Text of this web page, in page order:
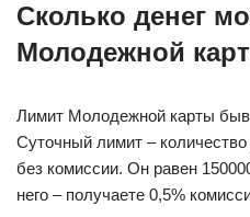
Сколько денег
Молодежной
Лимит Молодежной карты
Суточный лимит –
без комиссии. Он равен
него – получаете 0,5%